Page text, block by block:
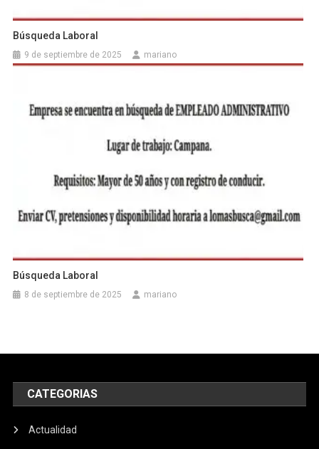
Búsqueda Laboral
9 de septiembre de 2025 mariano
Búsqueda Laboral
8 de septiembre de 2025 mariano
CATEGORIAS
Actualidad